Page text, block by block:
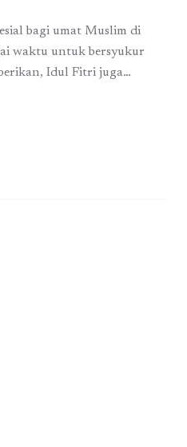
bagi umat Muslim di
waktu untuk bersyukur
Idul Fitri juga
untuk mengekspresikan